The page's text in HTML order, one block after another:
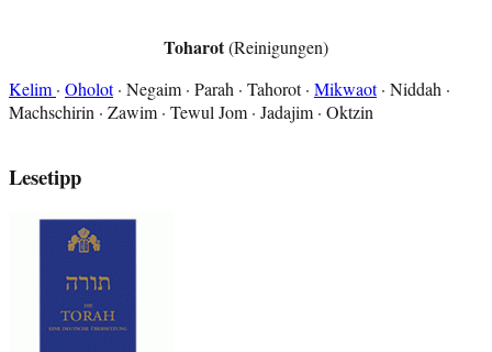
Toharot(Reinigungen)
Kelim · Oholot· Negaim · Parah · Tahorot · Mikwaot· Niddah ·
Machschirin · Zawim · Tewul Jom · Jadajim · Oktzin
Lesetipp